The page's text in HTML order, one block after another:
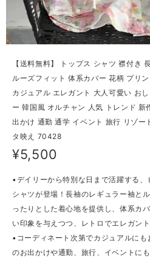
【送料無料】 トップス シャツ 襟付き
ルーズフィット 体系カバー 花柄 プリ
カジュアル エレガント 大人可愛い お
ー 韓国風 オルチャン 人気 トレンド
出かけ 通勤 通学 イベント 旅行 リゾー
タ映え 70428
¥5,500
▪デイリーから特別な日まで活躍する
シャツが登場！長袖のレギュラー袖と
ったりとした着心地を提供し、体系カ
い印象を与えつつ、レトロでエレガン
▪コーディネート次第でカジュアルに
のお出かけや通勤、旅行、イベントに